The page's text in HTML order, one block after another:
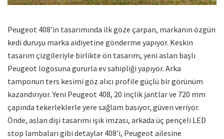
Peugeot 408’in tasarımında ilk göze çarpan, markanın özgün
kedi duruşu marka aidiyetine gönderme yapıyor. Keskin
tasarım çizgileriyle birlikte ön tasarım, yeni aslan başlı
Peugeot logosuna gururla ev sahipliği yapıyor. Arka
tamponun ters kesimi göz alıcı profile güçlü bir görünüm
kazandırıyor. Yeni Peugeot 408, 20 inçlik jantlar ve 720 mm
çapında tekerleklerle yere sağlam basıyor, güven veriyor.
Önde, aslan dişi tasarımı ışık imzası, arkada üç pençeli LED
stop lambaları gibi detaylar 408’i, Peugeot ailesine